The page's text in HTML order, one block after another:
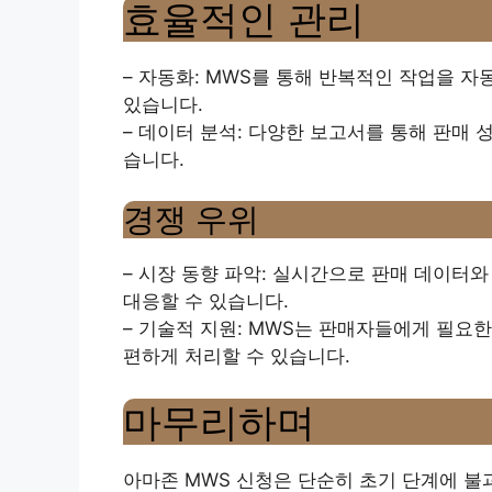
효율적인 관리
– 자동화: MWS를 통해 반복적인 작업을 자
있습니다.
– 데이터 분석: 다양한 보고서를 통해 판매
습니다.
경쟁 우위
– 시장 동향 파악: 실시간으로 판매 데이터
대응할 수 있습니다.
– 기술적 지원: MWS는 판매자들에게 필요
편하게 처리할 수 있습니다.
마무리하며
아마존 MWS 신청은 단순히 초기 단계에